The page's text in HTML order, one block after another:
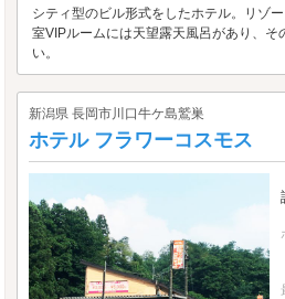
シティ型のビル形式をしたホテル。リゾ
室VIPルームには天望露天風呂があり、
い。
新潟県 長岡市川口牛ケ島鷲巣
ホテル フラワーコスモス